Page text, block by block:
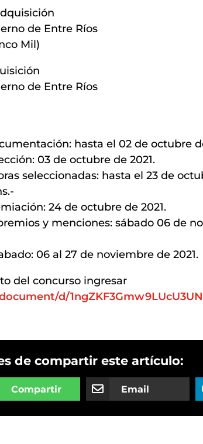
de Entre Ríos
Mil)
de Entre Ríos
hasta el 02 de octubre
03 de octubre de 2021.
seleccionadas: hasta el 23 de
24 de octubre de 2021.
y menciones: sábado 06 de
06 al 27 de noviembre de 2021.
del concurso ingresar
d/
de compartir este artículo:
Compartir Email